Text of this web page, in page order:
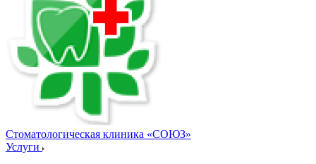
Стоматологическая клиника «СОЮЗ»
Услуги